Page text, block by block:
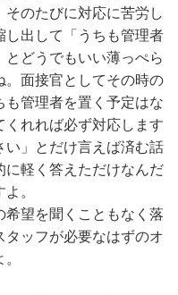
のたびに対応に苦労し
し出して「うちも管理者
どうでもいい薄っぺら
。面接官としてその時の
も管理者を置く予定はな
くれれば必ず対応します
い」とだけ言えば済む話
に軽く答えただけなんだ
。
希望を聞くこともなく落
タッフが必要なはずのオ